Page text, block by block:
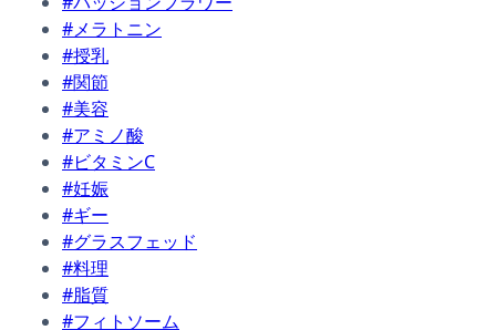
#メラトニン
#授乳
#関節
#美容
#アミノ酸
#ビタミンC
#妊娠
#ギー
#グラスフェッド
#料理
#脂質
#フィトソーム